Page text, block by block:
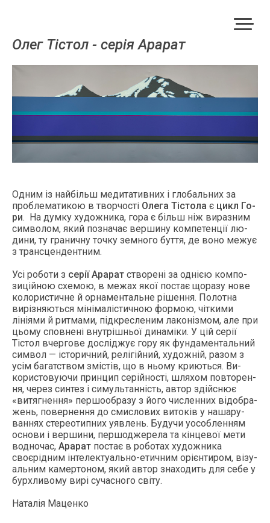
Олег Тістол - серія Ара­рат
Од­ним із найбільш ме­дита­тив­них і гло­баль­них за
проб­ле­мати­кою в твор­чості Оле­га Тісто­ла є цикл Го­
ри. На дум­ку ху­дож­ни­ка, го­ра є більш ніж ви­раз­ним
сим­во­лом, який поз­на­чає вер­ши­ну ком­пе­тенції лю­
дини, ту гра­нич­ну точ­ку зем­но­го бут­тя, де во­но ме­жує
з тран­сцен­ден­тним.
Усі ро­боти з серії Ара­рат ство­рені за однією ком­по­
зицій­ною схе­мою, в ме­жах якої пос­тає що­разу но­ве
ко­лорис­тичне й ор­на­мен­таль­не рішен­ня. По­лот­на
вирізня­ють­ся мінімалістич­ною фор­мою, чітки­ми
лініями й рит­ма­ми, підкрес­ле­ним ла­конізмом, але при
ць­ому спов­нені внутрішньої ди­наміки. У цій серії
Тістол вчер­го­ве досліджує го­ру як фун­да­мен­таль­ний
сим­вол — істо­рич­ний, релігій­ний, ху­дожній, ра­зом з
усім ба­гатс­твом змістів, що в нь­ому кри­ють­ся. Ви­
корис­то­ву­ючи прин­цип серій­ності, шля­хом пов­то­рен­
ня, че­рез син­тез і си­муль­танність, ав­тор здій­снює
«ви­тяг­нення» пер­шо­об­ра­зу з й­ого чис­ленних відоб­ра­
жень, по­вер­нення до смис­ло­вих ви­токів у на­шару­
ван­нях сте­ре­отип­них у­яв­лень. Бу­дучи у­особ­ленням
ос­но­ви і вер­ши­ни, пер­шодже­рела та кінце­вої ме­ти
вод­но­час, Ара­рат пос­тає в ро­ботах ху­дож­ни­ка
своєрідним інте­лек­ту­аль­но-етич­ним орієнти­ром, візу­
аль­ним ка­мер­то­ном, який ав­тор зна­ходить для се­бе у
бур­хли­вому вирі су­час­но­го світу.
На­талія Ма­цен­ко